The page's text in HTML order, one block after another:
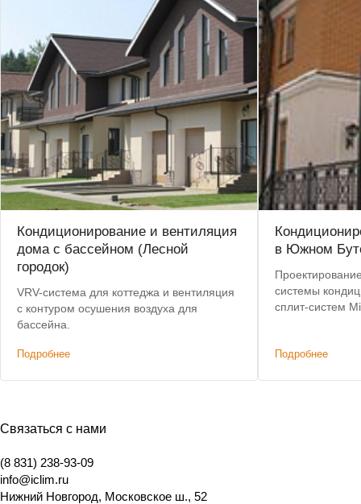
Кондиционирование и вентиляция
дома с бассейном (Лесной
городок)
VRV-система для коттеджа и вентиляция
с контуром осушения воздуха для
бассейна.
Подробнее
в Южном
системы
сплит-систем
Подробнее
Связаться с нами
(8 831) 238-93-09
info@iclim.ru
Нижний Новгород, Московское ш., 52